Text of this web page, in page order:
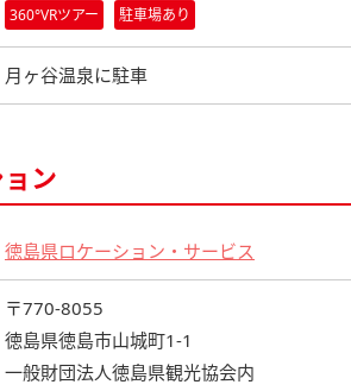
360°VRツアー 駐車場あり
月ヶ谷温泉に駐車
ン
徳島県ロケーション・サービス
〒770-8055
徳島県徳島市山城町1-1
一般財団法人徳島県観光協会内